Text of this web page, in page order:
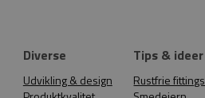
Diverse
Udvikling & design
Tips & ideer
Rustfrie fittings